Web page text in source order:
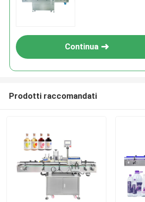
Continua
Prodotti raccomandati